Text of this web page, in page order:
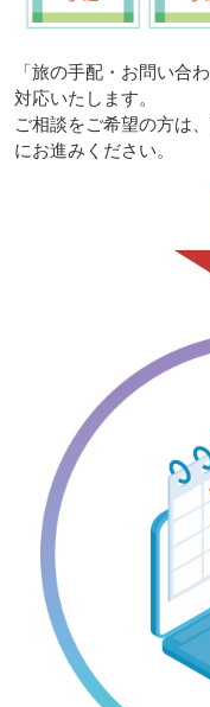
「旅の手配・お問い合
対応いたします。
ご相談をご希望の方は
にお進みください。